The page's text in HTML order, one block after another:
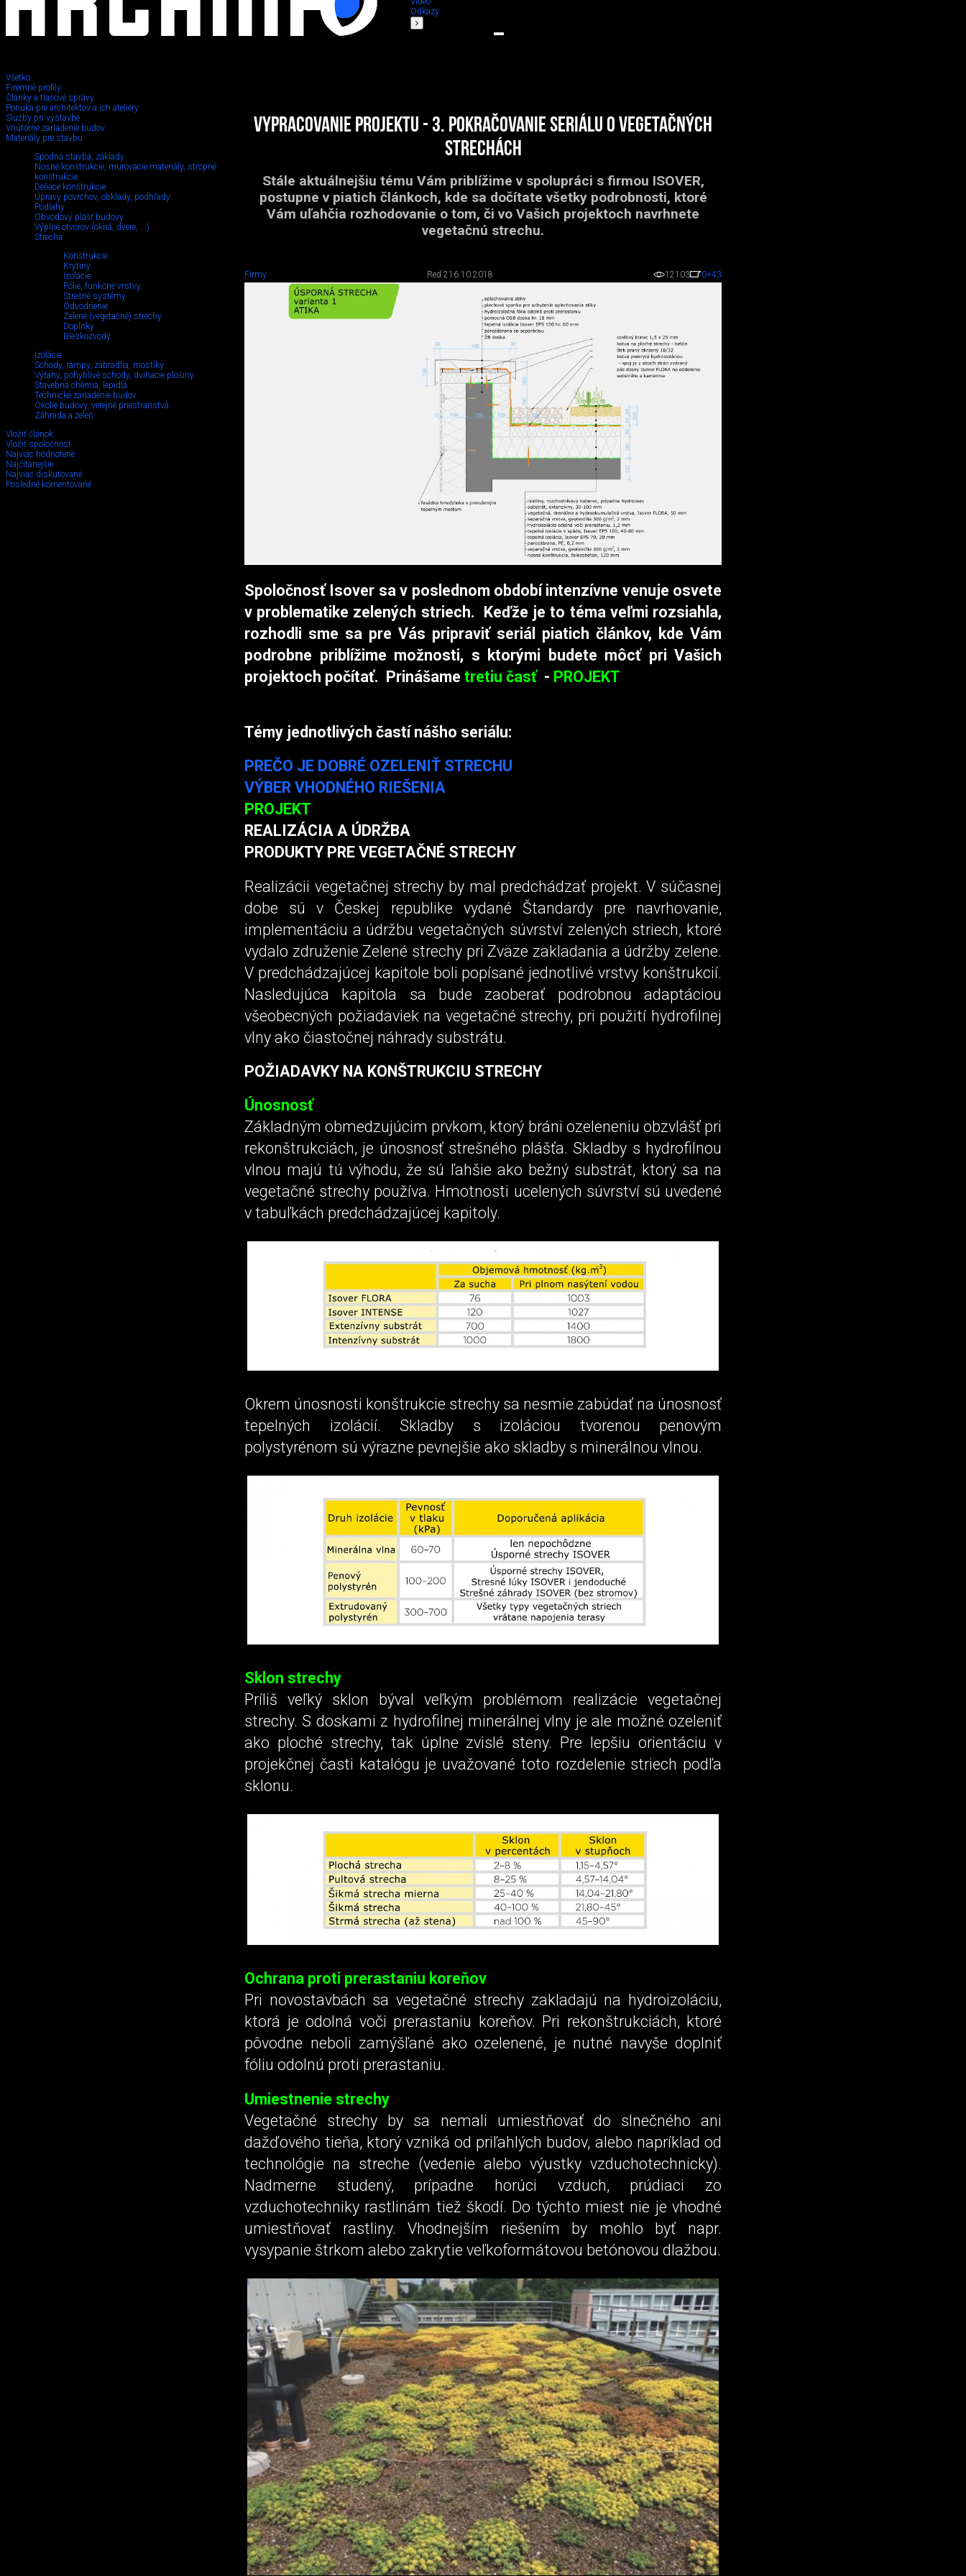
Odkazy
Všetko
Firemné profily
Články a tlačové správy
Ponuka pre architektov a ich ateliéry
Služby pri výstavbe
Vnútorné zariadenie budov
Materiály pre stavbu
Spodná stavba, základy
Nosné konštrukcie, murovacie materiály, stropné
konštrukcie
Deliace konštrukcie
Úpravy povrchov, obklady, podhľady
Podlahy
Obvodový plášť budovy
Výplne otvorov (okná, dvere, ...)
Strecha
Konštrukcie
Krytiny
Izolácie
Fólie, funkčné vrstvy
Strešné systémy
Odvodnenie
Zelené (vegetačné) strechy
Doplnky
Bleskozvody
Izolácie
Schody, rampy, zábradlia, mostíky
Výťahy, pohyblivé schody, dvihacie plošiny
Stavebná chémia, lepidlá
Technické zariadenie budov
Okolie budovy, verejné priestranstvá
Záhrada a zeleň
Vložiť článok
Vložiť spoločnosť
Najviac hodnotené
Najčítanejšie
Najviac diskutované
Posledné komentované
VYPRACOVANIE PROJEKTU - 3. pokračovanie seriálu o vegetačných
strechách
Stále aktuálnejšiu tému Vám priblížime v spolupráci s firmou ISOVER,
postupne v piatich článkoch, kde sa dočítate všetky podrobnosti, ktoré
Vám uľahčia rozhodovanie o tom, či vo Vašich projektoch navrhnete
vegetačnú strechu.
Firmy Red 216.10.2018 12103 0+43
Spoločnosť Isover sa v poslednom období intenzívne venuje osvete
v problematike zelených striech. Keďže je to téma veľmi rozsiahla,
rozhodli sme sa pre Vás pripraviť seriál piatich článkov, kde Vám
podrobne priblížime možnosti, s ktorými budete môcť pri Vašich
projektoch počítať. Prinášame tretiu časť- PROJEKT
Témy jednotlivých častí nášho seriálu:
PREČO JE DOBRÉ OZELENIŤ STRECHU
VÝBER VHODNÉHO RIEŠENIA
PROJEKT
REALIZÁCIA A ÚDRŽBA
PRODUKTY PRE VEGETAČNÉ STRECHY
Realizácii vegetačnej strechy by mal predchádzať projekt. V súčasnej
dobe sú v Českej republike vydané Štandardy pre navrhovanie,
implementáciu a údržbu vegetačných súvrství zelených striech, ktoré
vydalo združenie Zelené strechy pri Zväze zakladania a údržby zelene.
V predchádzajúcej kapitole boli popísané jednotlivé vrstvy konštrukcií.
Nasledujúca kapitola sa bude zaoberať podrobnou adaptáciou
všeobecných požiadaviek na vegetačné strechy, pri použití hydrofilnej
vlny ako čiastočnej náhrady substrátu.
POŽIADAVKY NA KONŠTRUKCIU STRECHY
Únosnosť
Základným obmedzujúcim prvkom, ktorý bráni ozeleneniu obzvlášť pri
rekonštrukciách, je únosnosť strešného plášťa. Skladby s hydrofilnou
vlnou majú tú výhodu, že sú ľahšie ako bežný substrát, ktorý sa na
vegetačné strechy používa. Hmotnosti ucelených súvrství sú uvedené
v tabuľkách predchádzajúcej kapitoly.
Okrem únosnosti konštrukcie strechy sa nesmie zabúdať na únosnosť
tepelných izolácií. Skladby s izoláciou tvorenou penovým
polystyrénom sú výrazne pevnejšie ako skladby s minerálnou vlnou.
Sklon strechy
Príliš veľký sklon býval veľkým problémom realizácie vegetačnej
strechy. S doskami z hydrofilnej minerálnej vlny je ale možné ozeleniť
ako ploché strechy, tak úplne zvislé steny. Pre lepšiu orientáciu v
projekčnej časti katalógu je uvažované toto rozdelenie striech podľa
sklonu.
Ochrana proti prerastaniu koreňov
Pri novostavbách sa vegetačné strechy zakladajú na hydroizoláciu,
ktorá je odolná voči prerastaniu koreňov. Pri rekonštrukciách, ktoré
pôvodne neboli zamýšľané ako ozelenené, je nutné navyše doplniť
fóliu odolnú proti prerastaniu.
Umiestnenie strechy
Vegetačné strechy by sa nemali umiestňovať do slnečného ani
dažďového tieňa, ktorý vzniká od priľahlých budov, alebo napríklad od
technológie na streche (vedenie alebo výustky vzduchotechnicky).
Nadmerne studený, prípadne horúci vzduch, prúdiaci zo
vzduchotechniky rastlinám tiež škodí. Do týchto miest nie je vhodné
umiestňovať rastliny. Vhodnejším riešením by mohlo byť napr.
vysypanie štrkom alebo zakrytie veľkoformátovou betónovou dlažbou.